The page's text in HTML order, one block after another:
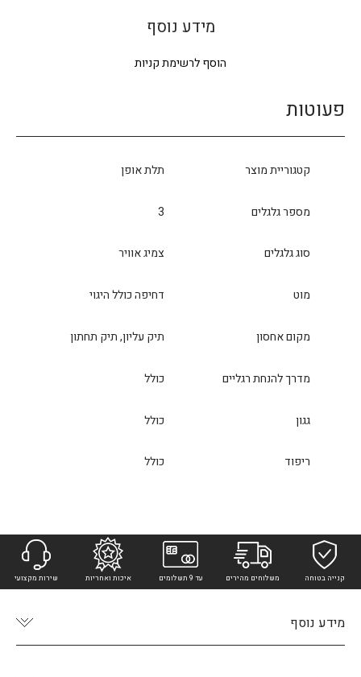
מידע נוסף
הוסף לרשימת קניות
פעוטות
קטגוריית מוצר תלת אופן
מספר גלגלים 3
סוג גלגלים צמיג אוויר
מוט דחיפה כולל היגוי
מקום אחסון תיק עליון, תיק תחתון
מדרך להנחת רגליים כולל
גגון כולל
ריפוד כולל
קנייה בטוחה משלוחים מהירים עד 9 תשלומים איכות ואחריות שירות מקצועי
מידע נוסף